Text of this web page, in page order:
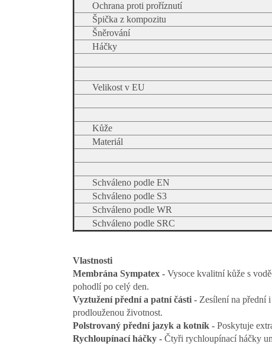
Ochrana proti proříznutí
Špička z kompozitu
Šněrování
Háčky
Velikost v EU
Kůže
Materiál
Schváleno podle EN
Schváleno podle S3
Schváleno podle WR
Schváleno podle SRC
Vlastnosti
Membrána Sympatex - Vysoce kvalitní kůže s
pohodlí po celý den.
Vyztužení přední a patní části - Zesílení na přední
prodlouženou životnost.
Polstrovaný přední jazyk a kotník - Poskytuje
Rychloupínací háčky - Čtyři rychloupínací háčky